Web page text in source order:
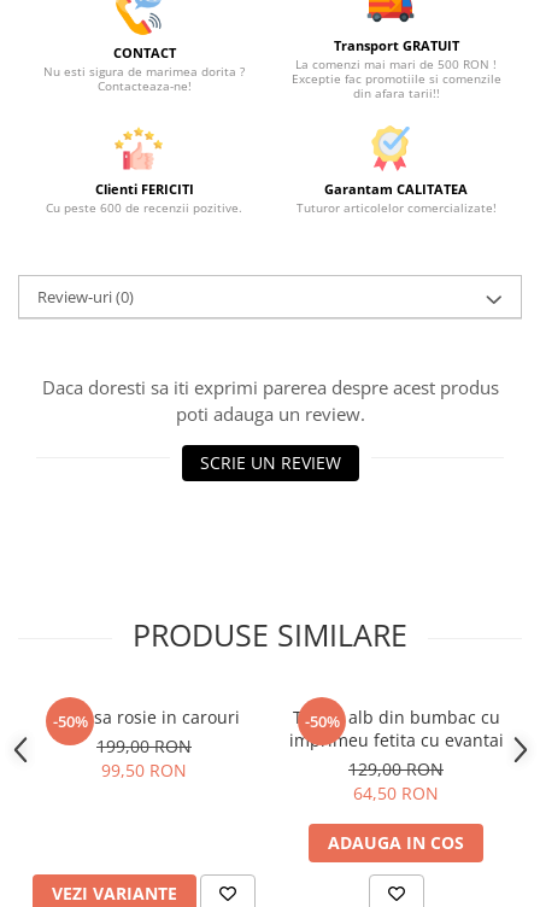
CONTACT
Nu esti sigura de marimea dorita ?
Contacteaza-ne!
Transport GRATUIT
La comenzi mai mari de 500 RON !
Exceptie fac promotiile si comenzile
din afara tarii!!
Clienti FERICITI
Cu peste 600 de recenzii pozitive.
Garantam CALITATEA
Tuturor articolelor comercializate!
Review-uri(0)
Daca doresti sa iti exprimi parerea despre acest produs
poti adauga un review.
SCRIE UN REVIEW
PRODUSE SIMILARE
-50%
Camasa rosie in carouri
199,00 RON
99,50 RON
VEZI VARIANTE
-50%
Tricou alb din bumbac cu
imprimeu fetita cu evantai
129,00 RON
64,50 RON
ADAUGA IN COS